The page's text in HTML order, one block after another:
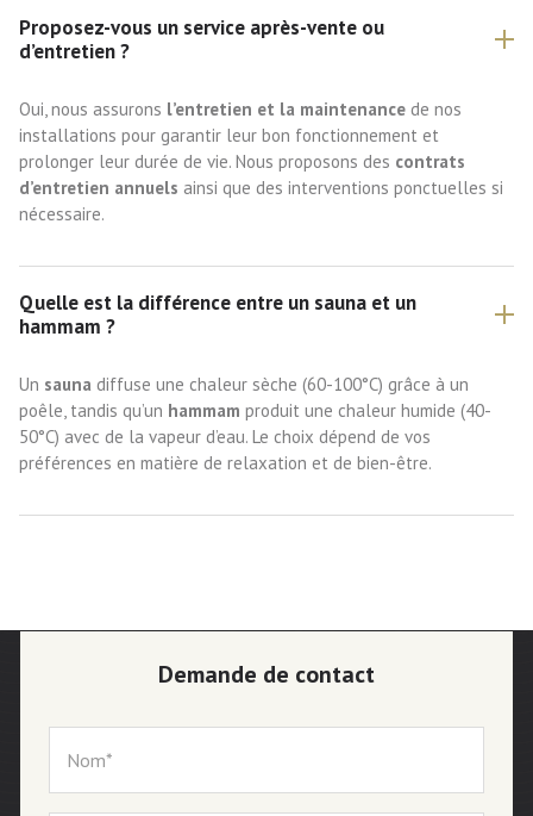
Proposez-vous un service après-vente ou
d’entretien ?
Oui, nous assurons l’entretien et la maintenance de nos
installations pour garantir leur bon fonctionnement et
prolonger leur durée de vie. Nous proposons des contrats
d’entretien annuels ainsi que des interventions ponctuelles si
nécessaire.
Quelle est la différence entre un sauna et un
hammam ?
Un sauna diffuse une chaleur sèche (60-100°C) grâce à un
poêle, tandis qu’un hammam produit une chaleur humide (40-
50°C) avec de la vapeur d’eau. Le choix dépend de vos
préférences en matière de relaxation et de bien-être.
Demande de contact